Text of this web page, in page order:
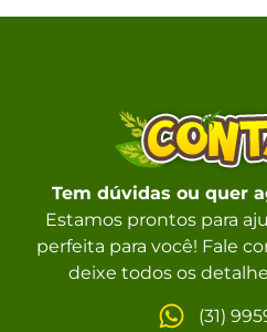
Tem dúvidas ou quer
Estamos prontos para
perfeita para você! Fale
deixe todos os
(31)